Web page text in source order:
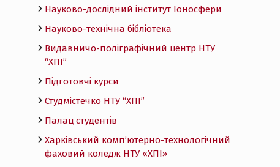
Науково-дослідний інститут Іоносфери
Науково-технічна бібліотека
Видавничо-поліграфічний центр НТУ
“ХПІ”
Підготовчі курси
Студмістечко НТУ “ХПІ”
Палац студентів
Харківський комп’ютерно-технологічний
фаховий коледж НТУ «ХПI»